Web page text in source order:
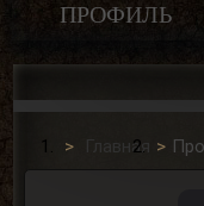
ПРОФИЛЬ
Главная